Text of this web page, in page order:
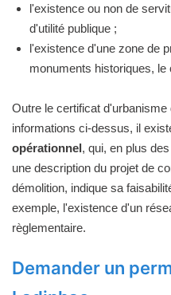
l'existence ou non de
d'utilité publique ;
l'existence d'une zone de
monuments historiques, le
Outre le certificat d'urbanisme
informations ci-dessus, il
opérationnel, qui, en plus
une description du projet de
démolition, indique sa
exemple, l'existence d'un
règlementaire.
Demander un